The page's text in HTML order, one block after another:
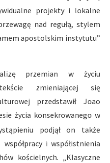
projekty i lokalne
nad regułą, stylem
apostolskim instytutu”
przemian w życiu
zmieniającej się
przedstawił Joao
życia konsekrowanego w
podjął on także
i współistnienia
kościelnych. „Klasyczne